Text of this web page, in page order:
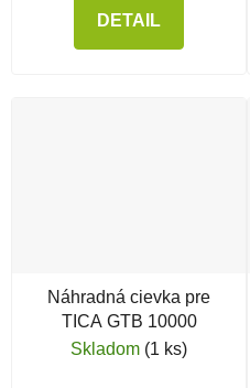
DETAIL
Náhradná cievka pre
TICA GTB 10000
Skladom (1 ks)